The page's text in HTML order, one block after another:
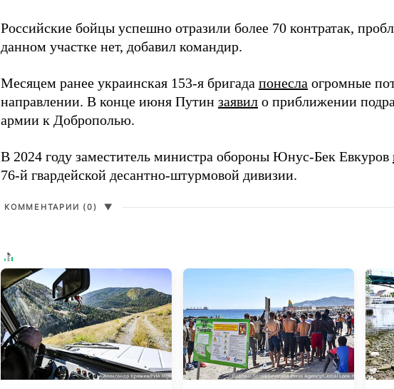
Российские бойцы успешно отразили более 70 контратак,
данном участке нет, добавил командир.
Месяцем ранее украинская 153-я бригада понесла огромные
направлении. В конце июня Путин заявил о приближении
армии к Доброполью.
В 2024 году заместитель министра обороны Юнус-Бек Евкуров
76-й гвардейской десантно-штурмовой дивизии.
КОММЕНТАРИИ (0) ▼